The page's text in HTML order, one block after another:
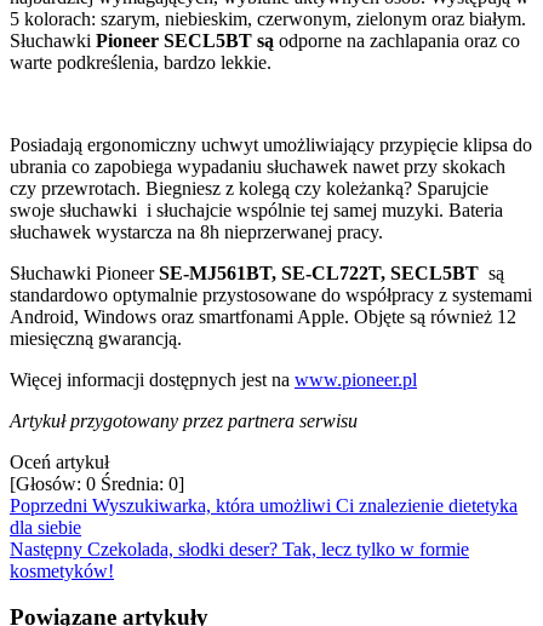
5 kolorach: szarym, niebieskim, czerwonym, zielonym oraz białym.
Słuchawki Pioneer SECL5BT są odporne na zachlapania oraz co
warte podkreślenia, bardzo lekkie.
Posiadają ergonomiczny uchwyt umożliwiający przypięcie klipsa do
ubrania co zapobiega wypadaniu słuchawek nawet przy skokach
czy przewrotach. Biegniesz z kolegą czy koleżanką? Sparujcie
swoje słuchawki i słuchajcie wspólnie tej samej muzyki. Bateria
słuchawek wystarcza na 8h nieprzerwanej pracy.
Słuchawki PioneerSE-MJ561BT, SE-CL722T, SECL5BT są
standardowo optymalnie przystosowane do współpracy z systemami
Android, Windows oraz smartfonami Apple. Objęte są również 12
miesięczną gwarancją.
Więcej informacji dostępnych jest na www.pioneer.pl
Artykuł przygotowany przez partnera serwisu
Oceń artykuł
[Głosów: 0 Średnia: 0]
Poprzedni Wyszukiwarka, która umożliwi Ci znalezienie dietetyka
dla siebie
Następny Czekolada, słodki deser? Tak, lecz tylko w formie
kosmetyków!
Powiązane artykuły